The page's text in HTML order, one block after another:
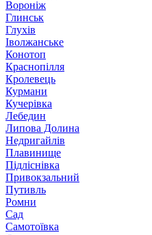
Вороніж
Глинськ
Глухів
Іволжанське
Конотоп
Краснопілля
Кролевець
Курмани
Кучерівка
Лебедин
Липова Долина
Недригайлів
Плавинище
Підліснівка
Привокзальний
Путивль
Ромни
Сад
Самотоївка